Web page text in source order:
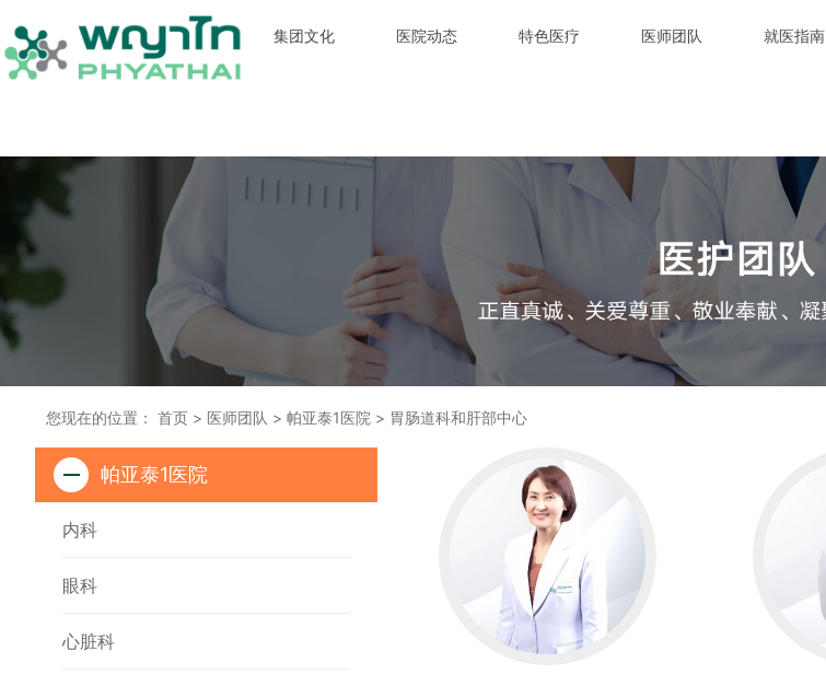
集团文化 医院动态 特色医疗 医师团队 就医指南
您现在的位置： 首页 > 医师团队 > 帕亚泰1医院 > 胃肠道科和肝部中心
帕亚泰1医院
内科
眼科
心脏科